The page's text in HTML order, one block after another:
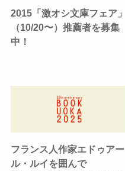
2015「激オシ文庫フェア」
（10/20〜）推薦者を募集
中！
フランス人作家エドゥアー
ル・ルイを囲んで